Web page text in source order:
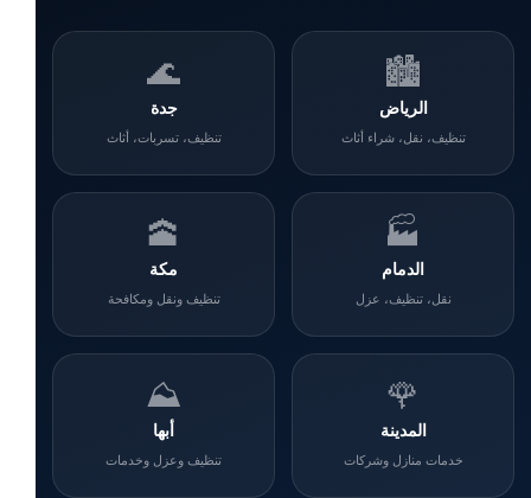
🏙️
الرياض
تنظيف، نقل، شراء أثاث
🌊
جدة
تنظيف، تسربات، أثاث
🏭
الدمام
نقل، تنظيف، عزل
🕋
مكة
تنظيف ونقل ومكافحة
🌹
المدينة
خدمات منازل وشركات
⛰️
أبها
تنظيف وعزل وخدمات